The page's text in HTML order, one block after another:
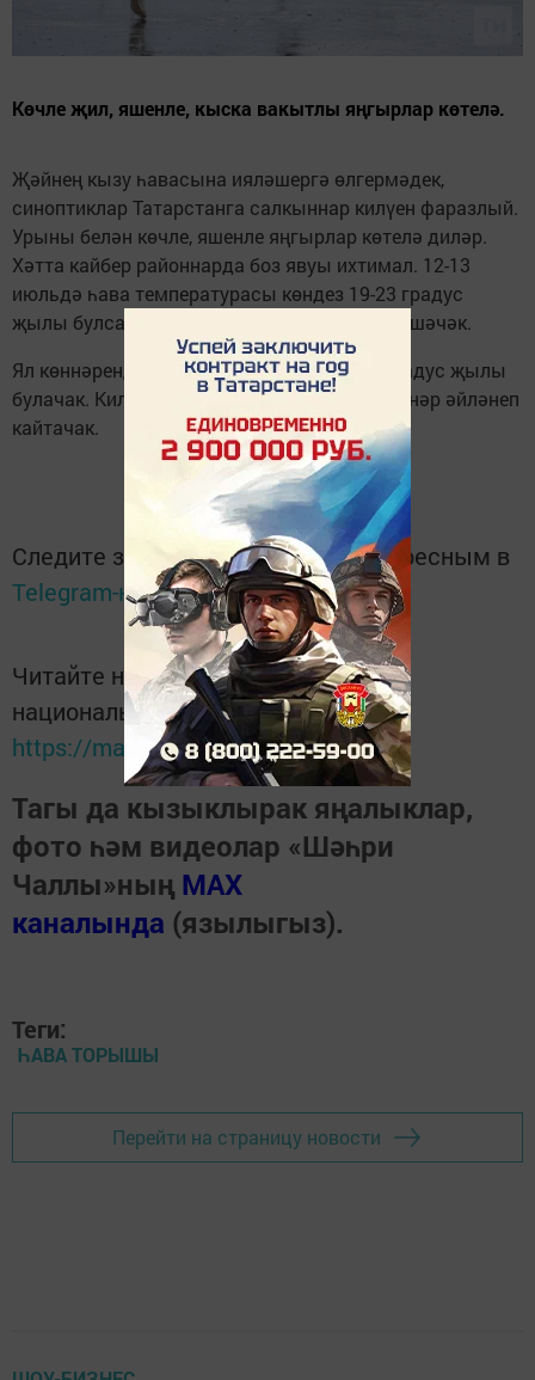
Көчле җил, яшенле, кыска вакытлы яңгырлар көтелә.
Җәйнең кызу һавасына ияләшергә өлгермәдек,
синоптиклар Татарстанга салкыннар килүен фаразлый.
Урыны белән көчле, яшенле яңгырлар көтелә диләр.
Хәтта кайбер районнарда боз явуы ихтимал. 12-13
июльдә һава температурасы көндез 19-23 градус
җылы булса, төнлә 11-16 градуска кадәр төшәчәк.
Ял көннәрендә көндез 20-25, төнлә 10-15 градус җылы
булачак. Киләсе атнадан кабат кояшлы көннәр әйләнеп
кайтачак.
Следите за самым важным и интересным в
Telegram-каналеТатмедиа
Читайте новости Татарстана в
национальном мессенджере MАХ:
https://max.ru/tatmedia
Тагы да кызыклырак яңалыклар,
фото һәм видеолар «Шәһри
Чаллы»ның MAX
каналында (язылыгыз).
Теги:
ҺАВА ТОРЫШЫ
Перейти на страницу новости